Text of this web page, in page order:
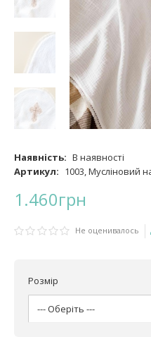
Наявність: В наявності
Артикул: 1003, Мусліновий
1.460грн
Не оценивалось
Розмір